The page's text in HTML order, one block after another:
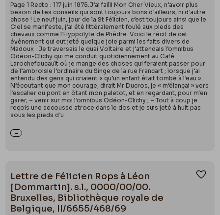
Page 1 Recto : 117 juin 1875.J’ai failli Mon Cher Vieux, n’avoir plus
besoin de tes conseils qui sont toujours bons d’ailleurs, ni d’autre
chose ! Le neuf juin, jour de la St Félicien, c’est toujours ainsi que le
Ciel se manifeste, j’ai été littéralement foulé aux pieds des
chevaux comme l’Hyppolyte de Phèdre. Voici le récit de cet
évènement qui eut jeté quelque joie parmi les faits divers de
Madoux : Je traversais le quai Voltaire et j’attendais l’omnibus
Odéon-Clichy qui me conduit quotidiennement au Café
Larochefoucault où je mange des choses qui feraient passer pour
de l’ambroisie l’ordinaire du Singe de la rue Francart ; lorsque j’ai
entendu des gens qui criaient « qu’un enfant était tombé à l’eau ».
N’écoutant que mon courage, dirait Mr Ducros, je « m’élançai » vers
l’escalier du pont en ôtant mon paletot, et en regardant, pour m’en
garer, – venir sur moi l’omnibus Odéon-Clichy ; – Tout à coup je
reçois une secousse atroce dans le dos et je suis jeté à huit pas
sous les pieds d’u
Lettre de Félicien Rops à Léon
[Dommartin]. s.l., 0000/00/00.
Bruxelles, Bibliothèque royale de
Belgique, II/6655/468/69